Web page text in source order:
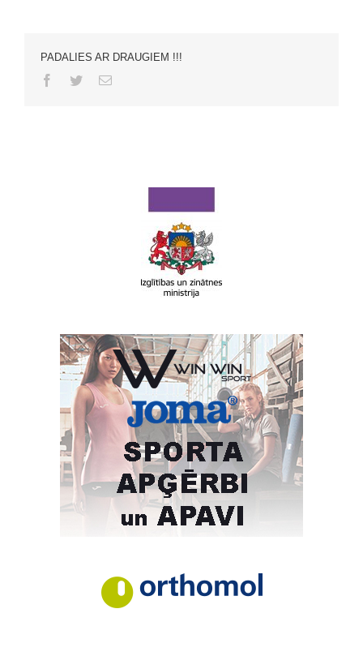
PADALIES AR DRAUGIEM !!!
Facebook
TwitterEmail